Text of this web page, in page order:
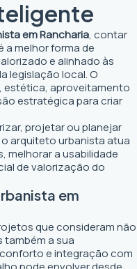
em Rancharia, contar
a melhor forma de
e alinhado às
legislação local. O
estética, aproveitamento
estratégica para criar
projetar ou planejar
arquiteto urbanista atua
melhorar a usabilidade
de valorização do
em
que consideram não
também a sua
e integração com